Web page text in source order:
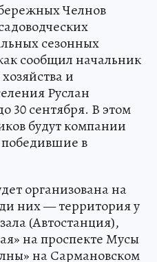
Челнов
сезонных
сообщил начальник
и
Руслан
30 сентября. В этом
будут компании
победившие в
организована на
них — территория у
(Автостанция),
на проспекте Мусы
на Сармановском